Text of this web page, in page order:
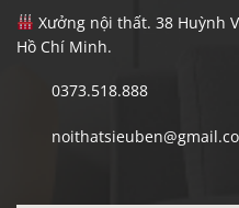
Xưởng nội thất. 38 Huỳnh
Hồ Chí Minh.
0373.518.888